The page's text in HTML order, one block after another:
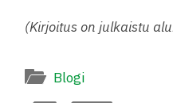
(Kirjoitus on julkaistu
Blogi